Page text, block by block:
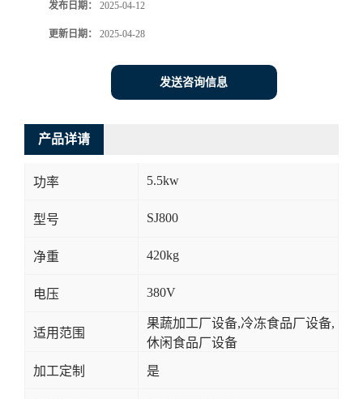
发布日期： 2025-04-12
更新日期： 2025-04-28
发送咨询信息
产品详请
功率 5.5kw
型号 SJ800
净重 420kg
电压 380V
适用范围
果蔬加工厂设备,冷冻食品厂设备,
休闲食品厂设备
加工定制 是